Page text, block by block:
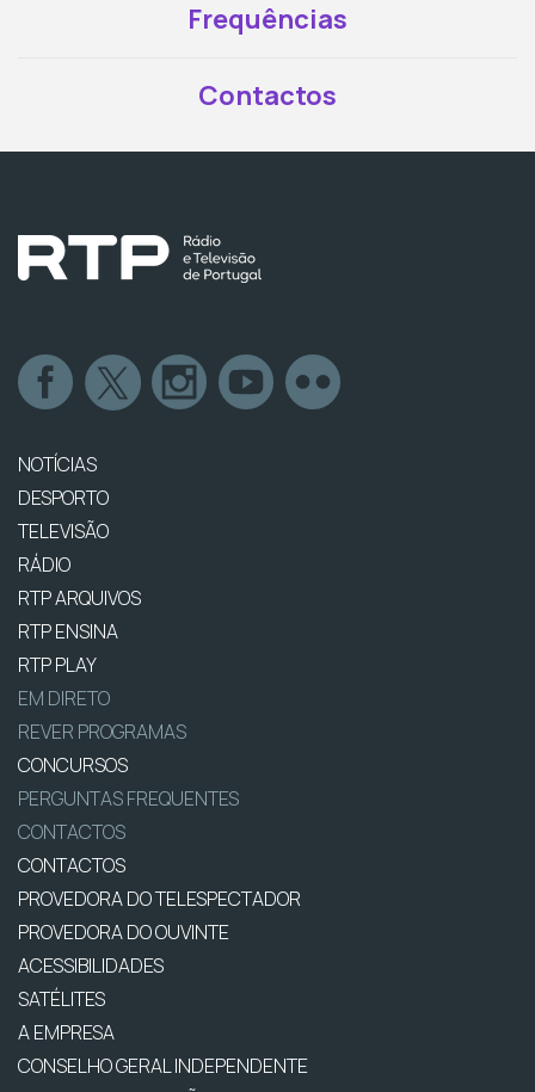
Frequências
Contactos
NOTÍCIAS
DESPORTO
TELEVISÃO
RÁDIO
RTP ARQUIVOS
RTP ENSINA
RTP PLAY
EM DIRETO
REVER PROGRAMAS
CONCURSOS
PERGUNTAS FREQUENTES
CONTACTOS
CONTACTOS
PROVEDORA DO TELESPECTADOR
PROVEDORA DO OUVINTE
ACESSIBILIDADES
SATÉLITES
A EMPRESA
CONSELHO GERAL INDEPENDENTE